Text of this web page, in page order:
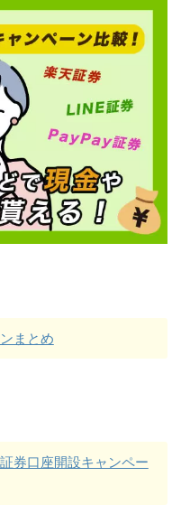
まとめ
券口座開設キャンペー